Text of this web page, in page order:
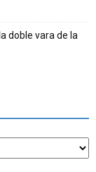
doble vara de la